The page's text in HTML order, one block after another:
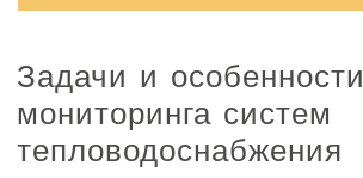
Задачи и особенности
мониторинга систем
тепловодоснабжения